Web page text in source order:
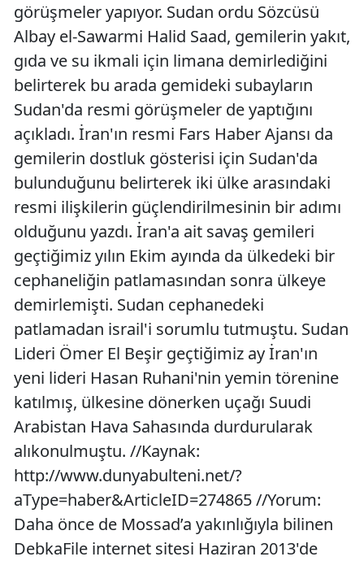
görüşmeler yapıyor. Sudan ordu Sözcüsü
Albay el-Sawarmi Halid Saad, gemilerin yakıt,
gıda ve su ikmali için limana demirlediğini
belirterek bu arada gemideki subayların
Sudan'da resmi görüşmeler de yaptığını
açıkladı. İran'ın resmi Fars Haber Ajansı da
gemilerin dostluk gösterisi için Sudan'da
bulunduğunu belirterek iki ülke arasındaki
resmi ilişkilerin güçlendirilmesinin bir adımı
olduğunu yazdı. İran'a ait savaş gemileri
geçtiğimiz yılın Ekim ayında da ülkedeki bir
cephaneliğin patlamasından sonra ülkeye
demirlemişti. Sudan cephanedeki
patlamadan israil'i sorumlu tutmuştu. Sudan
Lideri Ömer El Beşir geçtiğimiz ay İran'ın
yeni lideri Hasan Ruhani'nin yemin törenine
katılmış, ülkesine dönerken uçağı Suudi
Arabistan Hava Sahasında durdurularak
alıkonulmuştu. //Kaynak:
http://www.dunyabulteni.net/?
aType=haber&ArticleID=274865 //Yorum:
Daha önce de Mossad’a yakınlığıyla bilinen
DebkaFile internet sitesi Haziran 2013'de